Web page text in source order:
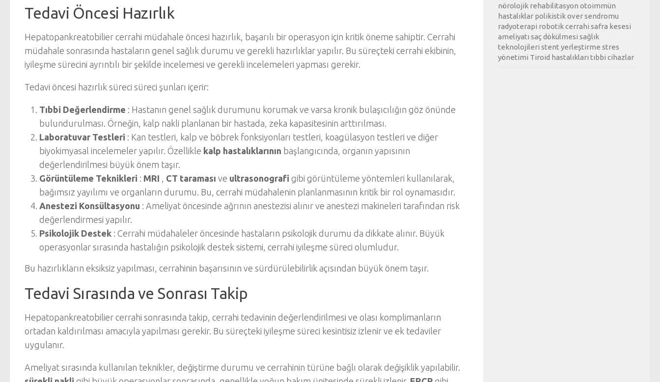
Tedavi Öncesi Hazırlık
Hepatopankreatobilier cerrahi müdahale öncesi hazırlık, başarılı bir operasyon için kritik öneme sahiptir. Cerrahi
müdahale sonrasında hastaların genel sağlık durumu ve gerekli hazırlıklar yapılır. Bu süreçteki cerrahi ekibinin,
iyileşme sürecini ayrıntılı bir şekilde incelemesi ve gerekli incelemeleri yapması gerekir.
Tedavi öncesi hazırlık süreci süreci şunları içerir:
Tıbbi Değerlendirme : Hastanın genel sağlık durumunu korumak ve varsa kronik bulaşıcılığın göz önünde
bulundurulması. Örneğin, kalp nakli planlanan bir hastada, zeka kapasitesinin arttırılması.
Laboratuvar Testleri : Kan testleri, kalp ve böbrek fonksiyonları testleri, koagülasyon testleri ve diğer
biyokimyasal incelemeler yapılır. Özellikle kalp hastalıklarının başlangıcında, organın yapısının
değerlendirilmesi büyük önem taşır.
Görüntüleme Teknikleri : MRI , CT taraması ve ultrasonografi gibi görüntüleme yöntemleri kullanılarak,
bağımsız yayılımı ve organların durumu. Bu, cerrahi müdahalenin planlanmasının kritik bir rol oynamasıdır.
Anestezi Konsültasyonu : Ameliyat öncesinde ağrının anestezisi alınır ve anestezi makineleri tarafından risk
değerlendirmesi yapılır.
Psikolojik Destek : Cerrahi müdahaleler öncesinde hastaların psikolojik durumu da dikkate alınır. Büyük
operasyonlar sırasında hastalığın psikolojik destek sistemi, cerrahi iyileşme süreci olumludur.
Bu hazırlıkların eksiksiz yapılması, cerrahinin başarısının ve sürdürülebilirlik açısından büyük önem taşır.
Tedavi Sırasında ve Sonrası Takip
Hepatopankreatobilier cerrahi sonrasında takip, cerrahi tedavinin değerlendirilmesi ve olası komplimanların
ortadan kaldırılması amacıyla yapılması gerekir. Bu süreçteki iyileşme süreci kesintisiz izlenir ve ek tedaviler
uygulanır.
Ameliyat sırasında kullanılan teknikler, değiştirme durumu ve cerrahinin türüne bağlı olarak değişiklik yapılabilir.
nörolojik rehabilitasyon otoimmün
hastalıklar polikistik over sendromu
radyoterapi robotik cerrahi safra kesesi
ameliyatı saç dökülmesi sağlık
teknolojileri stent yerleştirme stres
yönetimi Tiroid hastalıkları tıbbi cihazlar